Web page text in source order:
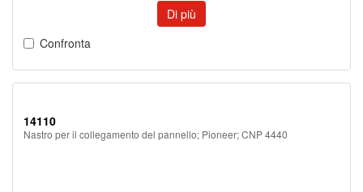
Di più
Confronta
14110
Nastro per il collegamento del pannello; Pioneer; CNP 4440